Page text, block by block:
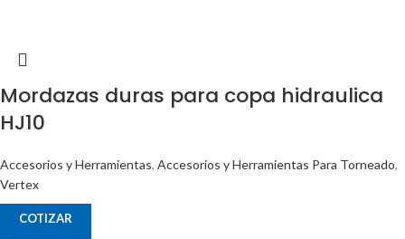
Mordazas duras para copa hidraulica
HJ10
Accesorios y Herramientas, Accesorios y Herramientas Para Torneado,
Vertex
COTIZAR